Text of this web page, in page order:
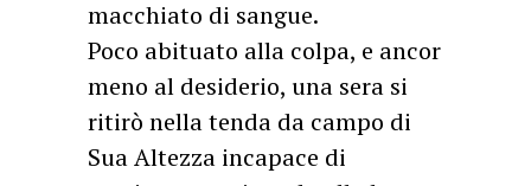
macchiato di sangue.
Poco abituato alla colpa, e ancor
meno al desiderio, una sera si
ritirò nella tenda da campo di
Sua Altezza incapace di